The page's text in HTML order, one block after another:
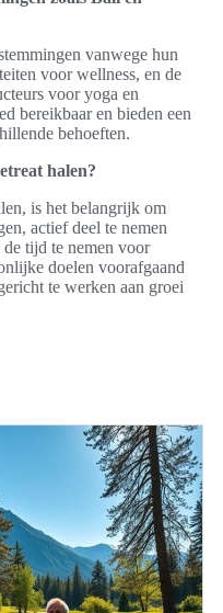
vanwege hun
voor wellness, en de
voor yoga en
bereikbaar en bieden een
behoeften.
halen?
is het belangrijk om
actief deel te nemen
de tijd te nemen voor
doelen voorafgaand
te werken aan groei